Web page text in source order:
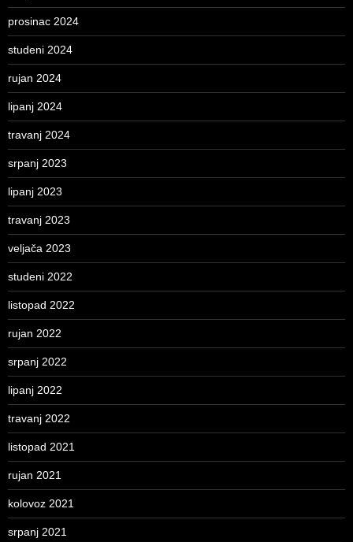
prosinac 2024
studeni 2024
rujan 2024
lipanj 2024
travanj 2024
srpanj 2023
lipanj 2023
travanj 2023
veljača 2023
studeni 2022
listopad 2022
rujan 2022
srpanj 2022
lipanj 2022
travanj 2022
listopad 2021
rujan 2021
kolovoz 2021
srpanj 2021